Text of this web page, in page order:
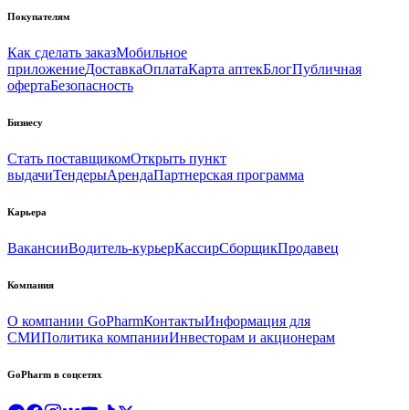
Покупателям
Как сделать заказМобильное
приложениеДоставкаОплатаКарта аптекБлогПубличная
офертаБезопасность
Бизнесу
Стать поставщикомОткрыть пункт
выдачиТендерыАрендаПартнерская программа
Карьера
ВакансииВодитель-курьерКассирСборщикПродавец
Компания
О компании GoPharmКонтактыИнформация для
СМИПолитика компанииИнвесторам и акционерам
GoPharm в соцсетях